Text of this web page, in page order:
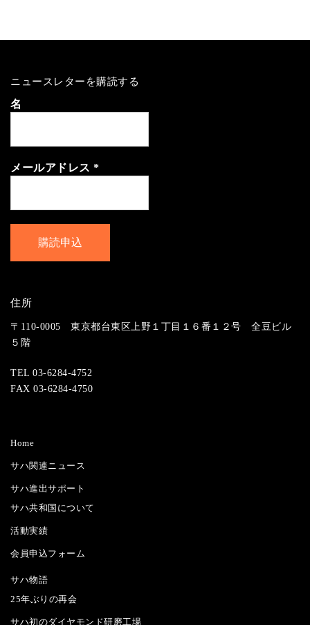
ニュースレターを購読する
名
メールアドレス *
住所
〒110-0005 東京都台東区上野１丁目１６番１２号 全豆ビル
５階
TEL 03-6284-4752
FAX 03-6284-4750
Home
サハ関連ニュース
サハ進出サポート
サハ共和国について
活動実績
会員申込フォーム
サハ物語
25年ぶりの再会
サハ初のダイヤモンド研磨工場